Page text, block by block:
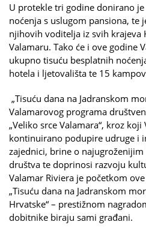
U protekle tri godine donirano
noćenja s uslugom pansiona, te
njihovih voditelja iz svih krajeva
Valamaru. Tako će i ove godine
ukupno tisuću besplatnih
hotela i ljetovališta te 15
„Tisuću dana na Jadranskom
Valamarovog programa
„Veliko srce Valamara“, kroz
kontinuirano podupire udruge i
zajednici, brine o
društva te doprinosi razvoju
Valamar Riviera je početkom
„Tisuću dana na Jadranskom
Hrvatske“ – prestižnom
dobitnike biraju sami građani.